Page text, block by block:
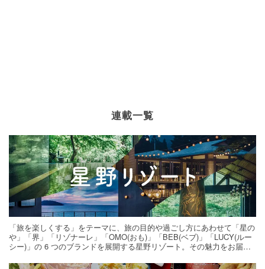
連載一覧
「旅を楽しくする」をテーマに、旅の目的や過ごし方にあわせて「星の
や」「界」「リゾナーレ」「OMO(おも)」「BEB(ベブ)」「LUCY(ルー
シー)」の 6 つのブランドを展開する星野リゾート。その魅力をお届け